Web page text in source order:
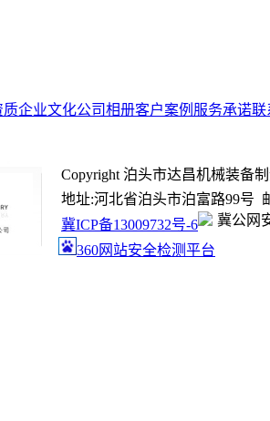
质企业文化公司相册客户案例 服务承诺联
Copyright 泊头市达昌机械装备
地址:河北省泊头市泊富路99号
冀ICP备13009732号-6
冀公网
360网站安全检测平台